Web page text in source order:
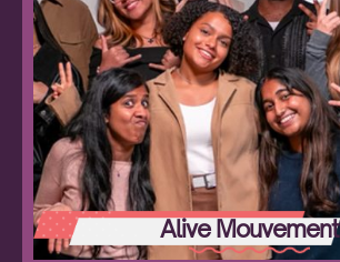
Alive Mouvement